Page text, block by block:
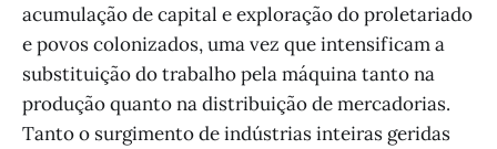
acumulação de capital e exploração do proletariado
e povos colonizados, uma vez que intensificam a
substituição do trabalho pela máquina tanto na
produção quanto na distribuição de mercadorias.
Tanto o surgimento de indústrias inteiras geridas